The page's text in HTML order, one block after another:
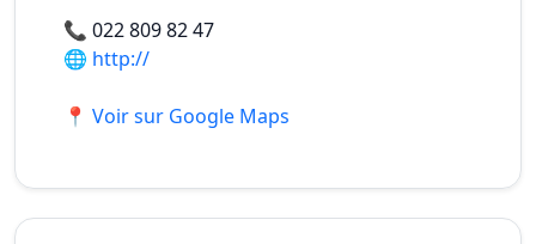
📞 022 809 82 47
🌐 http://
📍 Voir sur Google Maps